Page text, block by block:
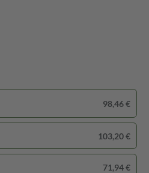
98,46 €
103,20 €
71,94 €